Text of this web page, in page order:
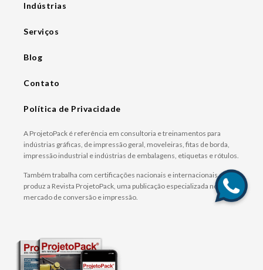
Indústrias
Serviços
Blog
Contato
Política de Privacidade
A ProjetoPack é referência em consultoria e treinamentos para
indústrias gráficas, de impressão geral, moveleiras, fitas de borda,
impressão industrial e indústrias de embalagens, etiquetas e rótulos.
Também trabalha com certificações nacionais e internacionais e
produz a Revista ProjetoPack, uma publicação especializada no
mercado de conversão e impressão.